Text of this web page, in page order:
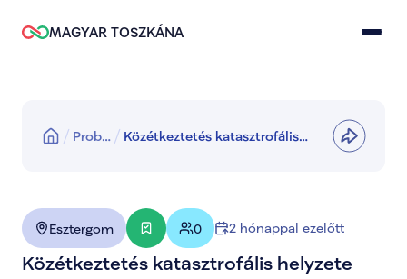
MAGYAR TOSZKÁNA
Prob…
Közétkeztetés katasztrofális
Esztergom 0 2 hónappal ezelőtt
Közétkeztetés katasztrofális helyzete